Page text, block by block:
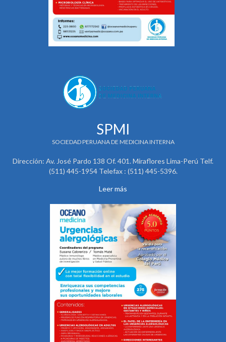
SPMI
SOCIEDAD PERUANA DE MEDICINA INTERNA
Dirección: Av. José Pardo 138 Of. 401. Miraflores Lima-Perú Telf.
(511) 445-1954 Telefax : (511) 445-5396.
Leer más